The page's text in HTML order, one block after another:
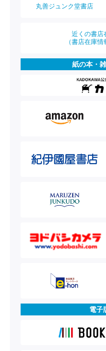
丸善ジュンク堂書店
近くの書店
（書店在庫情
紙の本・
電子